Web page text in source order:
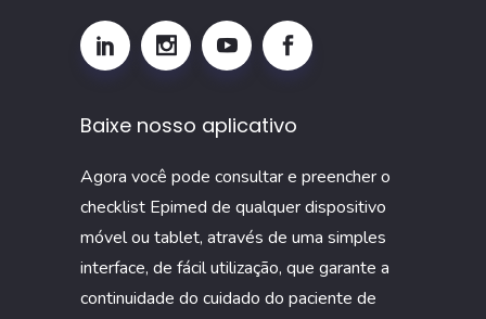
que
monitorar
indicador
UTI
Baixe nosso aplicativo
Agora você pode consultar e preencher o
checklist Epimed de qualquer dispositivo
móvel ou tablet, através de uma simples
interface, de fácil utilização, que garante a
continuidade do cuidado do paciente de